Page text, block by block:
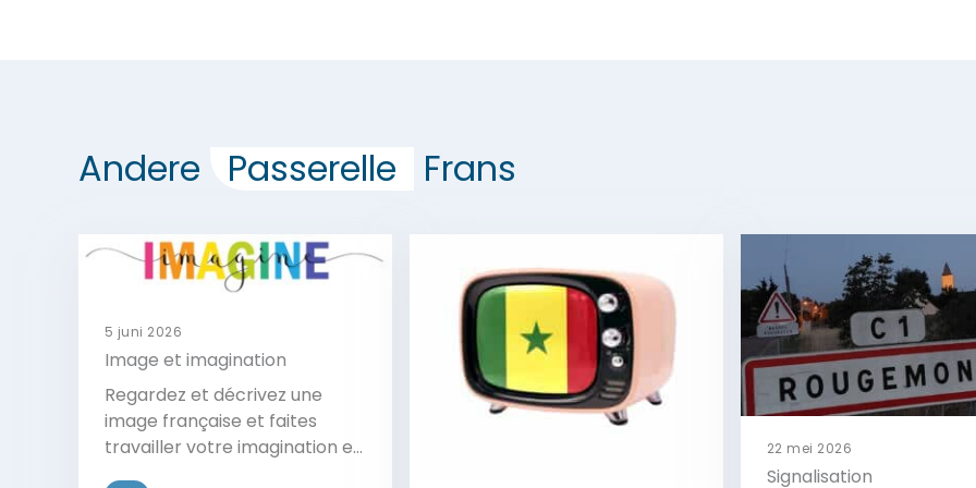
Andere Passerelle Frans
5 juni 2026
Image et imagination
Regardez et décrivez une
image française et faites
travailler votre imagination en
22 mei 2026
Signalisation